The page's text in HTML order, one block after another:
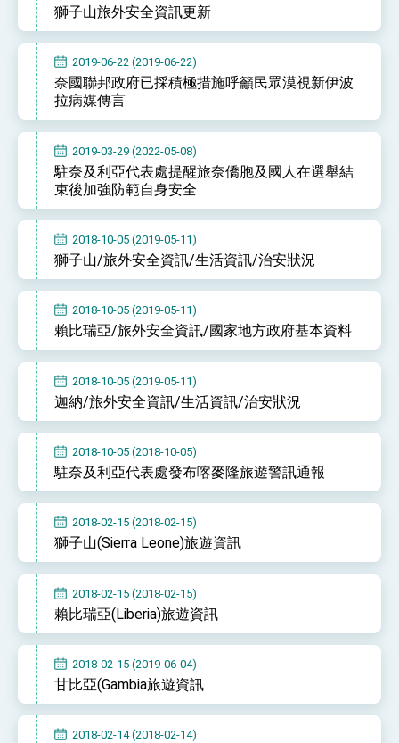
獅子山旅外安全資訊更新
2019-06-22 (2019-06-22)
奈國聯邦政府已採積極措施呼籲民眾漠視新伊波
拉病媒傳言
2019-03-29 (2022-05-08)
駐奈及利亞代表處提醒旅奈僑胞及國人在選舉結
束後加強防範自身安全
2018-10-05 (2019-05-11)
獅子山/旅外安全資訊/生活資訊/治安狀況
2018-10-05 (2019-05-11)
賴比瑞亞/旅外安全資訊/國家地方政府基本資料
2018-10-05 (2019-05-11)
迦納/旅外安全資訊/生活資訊/治安狀況
2018-10-05 (2018-10-05)
駐奈及利亞代表處發布喀麥隆旅遊警訊通報
2018-02-15 (2018-02-15)
獅子山(Sierra Leone)旅遊資訊
2018-02-15 (2018-02-15)
賴比瑞亞(Liberia)旅遊資訊
2018-02-15 (2019-06-04)
甘比亞(Gambia旅遊資訊
2018-02-14 (2018-02-14)